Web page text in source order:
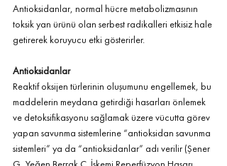
Antioksidanlar, normal hücre metabolizmasının
toksik yan ürünü olan serbest radikalleri etkisiz hale
getirerek koruyucu etki gösterirler.
Antioksidanlar
Reaktif oksijen türlerinin oluşumunu engellemek, bu
maddelerin meydana getirdiği hasarları önlemek
ve detoksifikasyonu sağlamak üzere vücutta görev
yapan savunma sistemlerine “antioksidan savunma
sistemleri” ya da “antioksidanlar” adı verilir (Şener